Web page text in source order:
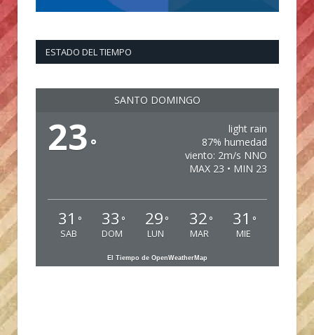
ESTADO DEL TIEMPO
SANTO DOMINGO
23 °
light rain
87% humedad
viento: 2m/s NNO
MAX 23 • MIN 23
31 °
SAB
33 °
DOM
29 °
LUN
32 °
MAR
31 °
MIE
El Tiempo de OpenWeatherMap